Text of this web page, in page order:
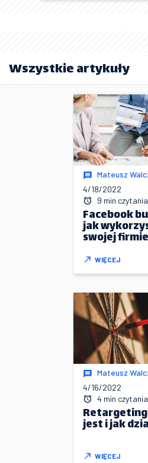
Wszystkie artykuły
Mateusz
4/18/2022
9 min czytania
Facebook
jak
swojej
WIĘCEJ
Mateusz
4/16/2022
4 min czytania
jest i jak
WIĘCEJ